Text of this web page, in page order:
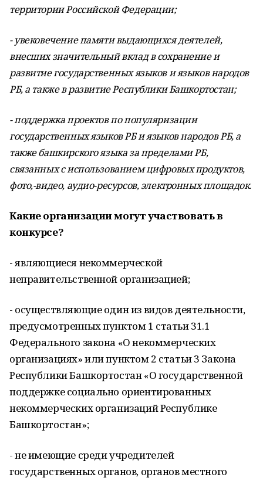
территории Российской Федерации;
- увековечение памяти выдающихся деятелей,
внесших значительный вклад в сохранение и
развитие государственных языков и языков народов
РБ, а также в развитие Республики Башкортостан;
- поддержка проектов по популяризации
государственных языков РБ и языков народов РБ, а
также башкирского языка за пределами РБ,
связанных с использованием цифровых продуктов,
фото,-видео, аудио-ресурсов, электронных площадок.
Какие организации могут участвовать в
конкурсе?
- являющиеся некоммерческой
неправительственной организацией;
- осуществляющие один из видов деятельности,
предусмотренных пунктом 1 статьи 31.1
Федерального закона «О некоммерческих
организациях» или пунктом 2 статьи 3 Закона
Республики Башкортостан «О государственной
поддержке социально ориентированных
некоммерческих организаций Республике
Башкортостан»;
- не имеющие среди учредителей
государственных органов, органов местного